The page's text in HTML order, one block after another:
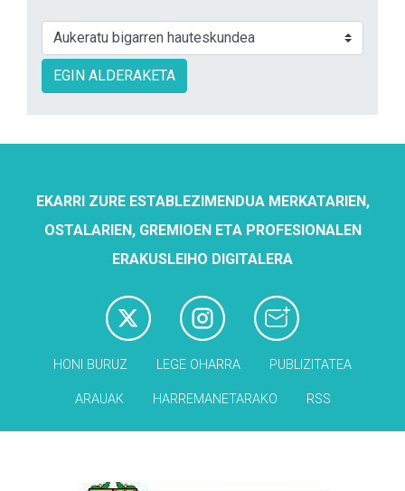
EGIN ALDERAKETA
EKARRI ZURE ESTABLEZIMENDUA MERKATARIEN,
OSTALARIEN, GREMIOEN ETA PROFESIONALEN
ERAKUSLEIHO DIGITALERA
HONI BURUZ LEGE OHARRA PUBLIZITATEA
ARAUAK HARREMANETARAKO RSS